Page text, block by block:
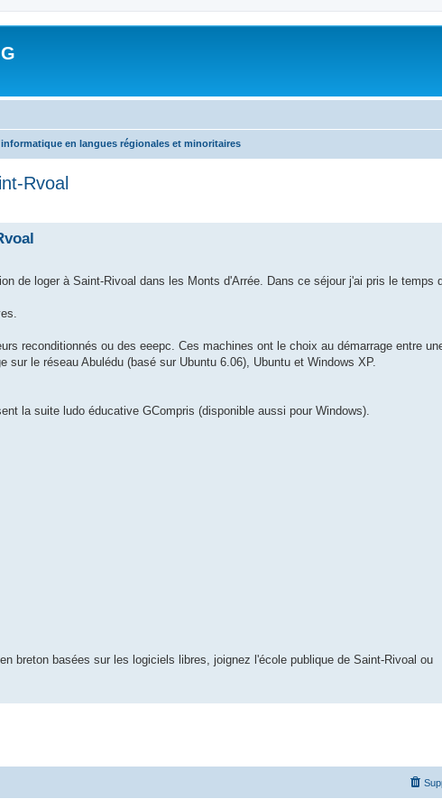
en langues régionales et minoritaires
Rvoal
de loger à Saint-Rivoal dans les Monts d'Arrée. Dans ce séjour j'ai pris le temps
reconditionnés ou des eeepc. Ces machines ont le choix au démarrage entre
le réseau Abulédu (basé sur Ubuntu 6.06), Ubuntu et Windows XP.
la suite ludo éducative GCompris (disponible aussi pour Windows).
breton basées sur les logiciels libres, joignez l'école publique de Saint-Rivoal ou